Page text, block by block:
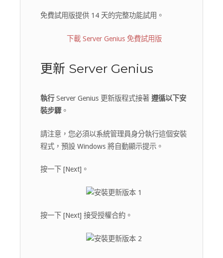
免費試用版提供 14 天的完整功能試用。
下載 Server Genius 免費試用版
更新 Server Genius
執行Server Genius 更新版程式接著 遵循以下安
裝步驟。
請注意，您必須以系統管理員身分執行這個安裝
程式，預設 Windows 將自動顯示提示。
按一下 [Next]。
按一下 [Next] 接受授權合約。